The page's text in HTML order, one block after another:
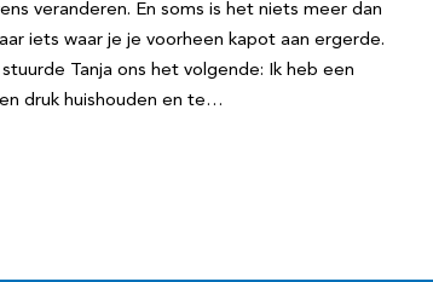
veranderen. En soms is het niets meer dan
iets waar je je voorheen kapot aan ergerde.
Tanja ons het volgende: Ik heb een
druk huishouden en te…